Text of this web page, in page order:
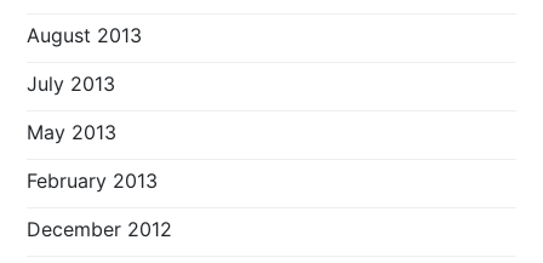
August 2013
July 2013
May 2013
February 2013
December 2012